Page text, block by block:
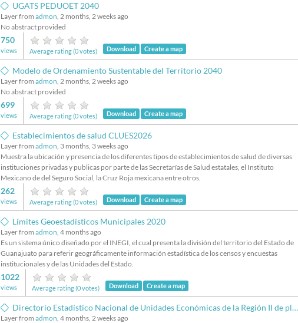
UGATS PEDUOET 2040
Layer from admon, 2 months, 2 weeks ago
No abstract provided
750
views Average rating (0 votes) Download Create a map
Modelo de Ordenamiento Sustentable del Territorio 2040
Layer from admon , 2 months, 2 weeks ago
No abstract provided
699
views Average rating (0 votes) Download Create a map
Establecimientos de salud CLUES2026
Layer from admon , 3 months, 3 weeks ago
Muestra la ubicación y presencia de los diferentes tipos de establecimientos de salud de diversas
instituciones privadas y publicas por parte de las Secretarías de Salud estatales, el Instituto
Mexicano de del Seguro Social, la Cruz Roja mexicana entre otros.
262
views Average rating (0 votes) Download Create a map
Límites Geoestadísticos Municipales 2020
Layer from admon , 4 months ago
Es un sistema único diseñado por el INEGI, el cual presenta la división del territorio del Estado de
Guanajuato para referir geográficamente información estadística de los censos y encuestas
institucionales y de las Unidades del Estado.
1022
views Average rating (0 votes) Download Create a map
Directorio Estadístico Nacional de Unidades Económicas de la Región II de planeación
Layer from admon , 4 months, 2 weeks ago